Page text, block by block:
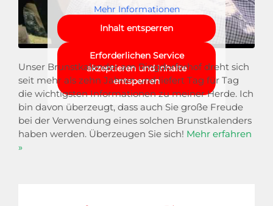
Mehr Informationen
Inhalt entsperren
Erforderlichen Service
akzeptieren und Inhalte
entsperren
Unser Brunstkalender am Ringdorferhof dreht sich
seit mehr als zehn Jahren und liefert Tag für Tag
die wichtigsten Informationen zu meiner Herde. Ich
bin davon überzeugt, dass auch Sie große Freude
bei der Verwendung eines solchen Brunstkalenders
haben werden. Überzeugen Sie sich! Mehr erfahren
»